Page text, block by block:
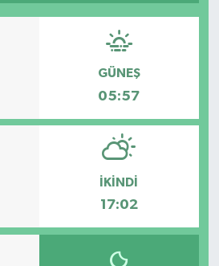
GÜNEŞ
05:57
İKINDI
17:02